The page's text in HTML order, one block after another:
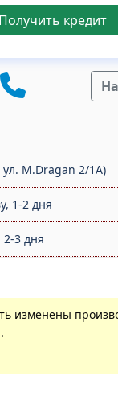
Получить кредит
M.Dragan 2/1A)
1-2 дня
3 дня
изменены